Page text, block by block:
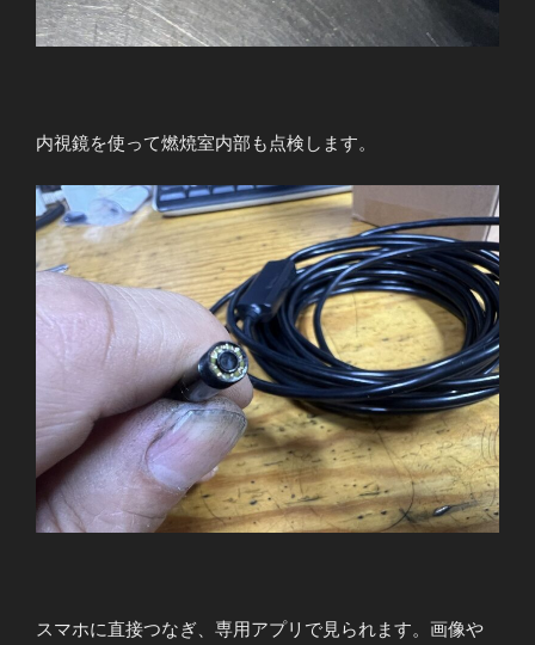
内視鏡を使って燃焼室内部も点検します。
スマホに直接つなぎ、専用アプリで見られます。画像や